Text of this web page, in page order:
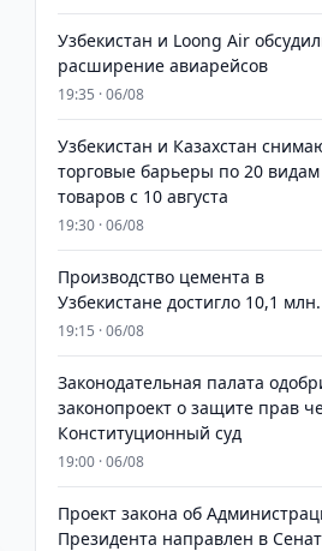
Узбекистан и Loong Air
расширение авиарейсов
19:35 · 06/08
Узбекистан и Казахстан
торговые барьеры по 20 видам
товаров с 10 августа
19:30 · 06/08
Производство цемента в
Узбекистане достигло 10,1
19:15 · 06/08
Законодательная палата
законопроект о защите прав
Конституционный суд
19:00 · 06/08
Проект закона об
Президента направлен в Сенат